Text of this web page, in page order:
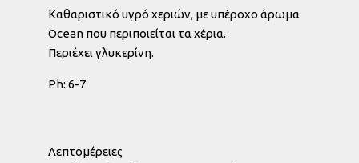
Καθαριστικό υγρό χεριών, με υπέροχο άρωμα
Ocean που περιποιείται τα χέρια.
Περιέχει γλυκερίνη.
Ph: 6-7
Λεπτομέρειες